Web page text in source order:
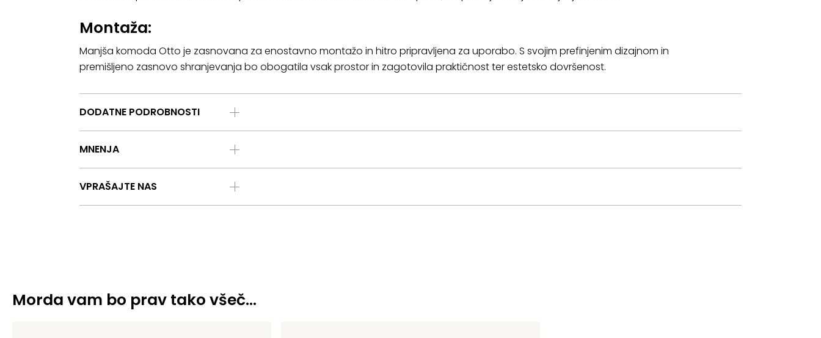
Montaža:
Manjša komoda Otto je zasnovana za enostavno montažo in hitro pripravljena za uporabo. S svojim prefinjenim dizajnom in
premišljeno zasnovo shranjevanja bo obogatila vsak prostor in zagotovila praktičnost ter estetsko dovršenost.
DODATNE PODROBNOSTI
MNENJA
VPRAŠAJTE NAS
Morda vam bo prav tako všeč…